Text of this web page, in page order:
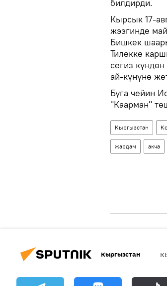
билдирди.
Кырсык 17-
жээгинде
Бишкек
Тилекке
сегиз
ай-күнүнө
Буга чейин
"Каарман"
Кыргызстан
жардам акча
Кыргызстан